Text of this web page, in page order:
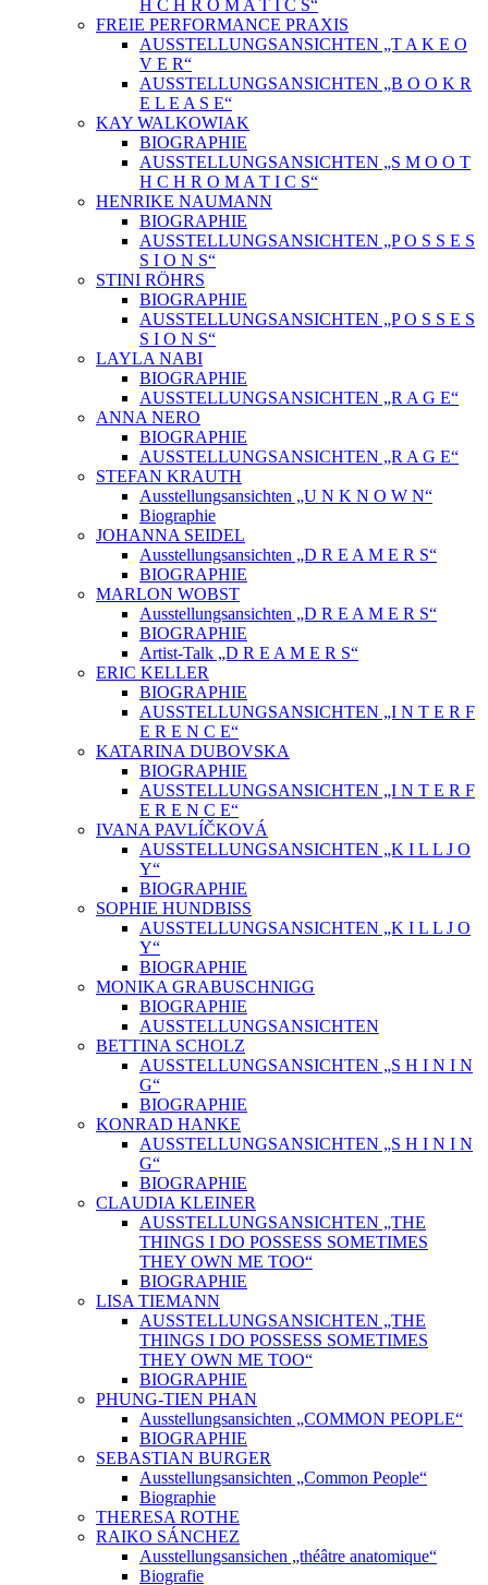
H C H R O M A T I C S“
FREIE PERFORMANCE PRAXIS
AUSSTELLUNGSANSICHTEN „T A K E O
V E R“
AUSSTELLUNGSANSICHTEN „B O O K R
E L E A S E“
KAY WALKOWIAK
BIOGRAPHIE
AUSSTELLUNGSANSICHTEN „S M O O T
H C H R O M A T I C S“
HENRIKE NAUMANN
BIOGRAPHIE
AUSSTELLUNGSANSICHTEN „P O S S E S
S I O N S“
STINI RÖHRS
BIOGRAPHIE
AUSSTELLUNGSANSICHTEN „P O S S E S
S I O N S“
LAYLA NABI
BIOGRAPHIE
AUSSTELLUNGSANSICHTEN „R A G E“
ANNA NERO
BIOGRAPHIE
AUSSTELLUNGSANSICHTEN „R A G E“
STEFAN KRAUTH
Ausstellungsansichten „U N K N O W N“
Biographie
JOHANNA SEIDEL
Ausstellungsansichten „D R E A M E R S“
BIOGRAPHIE
MARLON WOBST
Ausstellungsansichten „D R E A M E R S“
BIOGRAPHIE
Artist-Talk „D R E A M E R S“
ERIC KELLER
BIOGRAPHIE
AUSSTELLUNGSANSICHTEN „I N T E R F
E R E N C E“
KATARINA DUBOVSKA
BIOGRAPHIE
AUSSTELLUNGSANSICHTEN „I N T E R F
E R E N C E“
IVANA PAVLÍČKOVÁ
AUSSTELLUNGSANSICHTEN „K I L L J O
Y“
BIOGRAPHIE
SOPHIE HUNDBISS
AUSSTELLUNGSANSICHTEN „K I L L J O
Y“
BIOGRAPHIE
MONIKA GRABUSCHNIGG
BIOGRAPHIE
AUSSTELLUNGSANSICHTEN
BETTINA SCHOLZ
AUSSTELLUNGSANSICHTEN „S H I N I N
G“
BIOGRAPHIE
KONRAD HANKE
AUSSTELLUNGSANSICHTEN „S H I N I N
G“
BIOGRAPHIE
CLAUDIA KLEINER
AUSSTELLUNGSANSICHTEN „THE
THINGS I DO POSSESS SOMETIMES
THEY OWN ME TOO“
BIOGRAPHIE
LISA TIEMANN
AUSSTELLUNGSANSICHTEN „THE
THINGS I DO POSSESS SOMETIMES
THEY OWN ME TOO“
BIOGRAPHIE
PHUNG-TIEN PHAN
Ausstellungsansichten „COMMON PEOPLE“
BIOGRAPHIE
SEBASTIAN BURGER
Ausstellungsansichten „Common People“
Biographie
THERESA ROTHE
RAIKO SÁNCHEZ
Ausstellungsansichen „théâtre anatomique“
Biografie